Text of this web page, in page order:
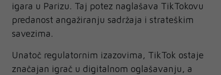
igara u Parizu. Taj potez naglašava TikTokovu
predanost angažiranju sadržaja i strateškim
savezima.
Unatoč regulatornim izazovima, TikTok ostaje
značajan igrač u digitalnom oglašavanju, a